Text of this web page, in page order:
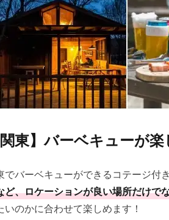
関東】バーベキューが
でバーベキューができるコテージ付
ど、ロケーションが良い場所だけで
いのかに合わせて楽しめます！